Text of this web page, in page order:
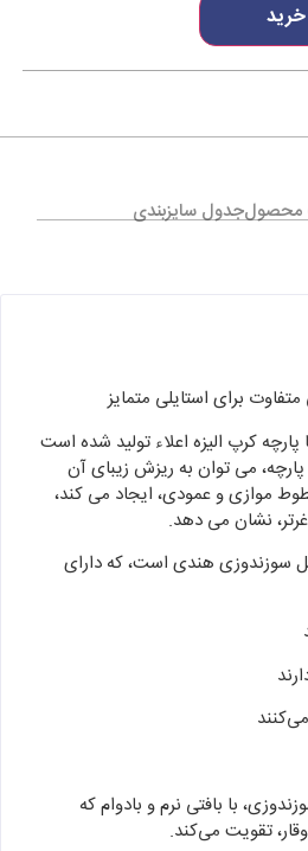
جدول سایزبندی
برای استایلی متمایز
کرپ الیزه اعلاء تولید شده است
می توان به ریزش زیبای آن
موازی و عمودی، ایجاد می کند،
نشان می دهد.
سوزندوزی هندی است، که دارای
با بافتی نرم و بادوام که
تقویت می‌کند.